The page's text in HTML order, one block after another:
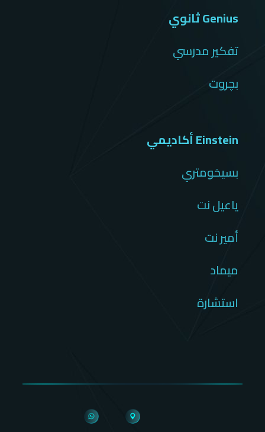
Genius ثانوي
تفكير مدرسي
بچروت
Einstein أكاديمي
بسيخومتري
ياعيل نت
أمير نت
ميماد
استشارة